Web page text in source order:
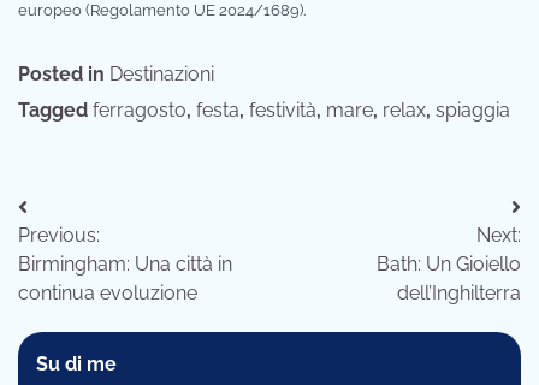
europeo (Regolamento UE 2024/1689).
Posted in Destinazioni
Tagged ferragosto, festa, festività, mare, relax, spiaggia
Navigazione
articoli
Previous:
Birmingham: Una città in
continua evoluzione
Next:
Bath: Un Gioiello
dell’Inghilterra
Su di me